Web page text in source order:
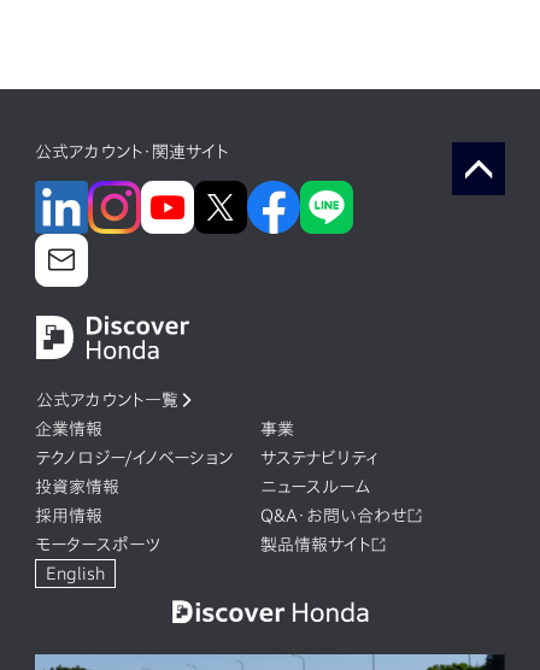
公式アカウント・関連サイト
公式アカウント一覧
企業情報
事業
テクノロジー/イノベーション
サステナビリティ
投資家情報
ニュースルーム
採用情報
Q&A・お問い合わせ
モータースポーツ
製品情報サイト
English